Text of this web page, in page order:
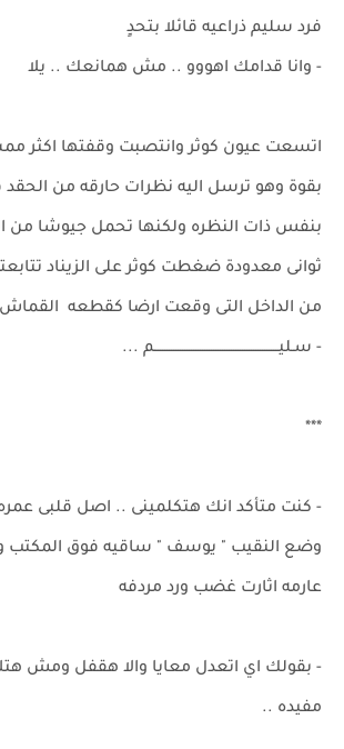
فرد سليم ذراعيه قائلا بتحدٍ
- وانا قدامك اهووو .. مش همانعك .. يلا
اتسعت عيون كوثر وانتصبت وقفتها اكثر
بقوة وهو ترسل اليه نظرات حارقه من الحقد
بنفس ذات النظره ولكنها تحمل جيوشا من
ثوانى معدودة ضغطت كوثر على الزيناد
من الداخل التى وقعت ارضا كقطعه القماش
- سـليــــــــــــــــــــــــــــــــــــــــــــــــــــــــم ...
***
- كنت متأكد انك هتكلمينى .. اصل قلبى
وضع النقيب " يوسف " ساقيه فوق المكتب
عارمه اثارت غضب ورد مردفه
- بقولك اي اتعدل معايا والا هقفل ومش
مفيده ..